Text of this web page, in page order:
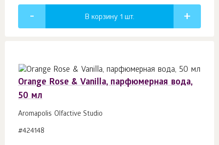
В корзину 1 шт.
Orange Rose & Vanilla, парфюмерная вода,
50 мл
Aromapolis Olfactive Studio
#424148